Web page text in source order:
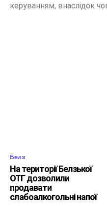
керуванням, внаслідок
Белз
На території Белзької
ОТГ дозволили
продавати
слабоалкогольні напої